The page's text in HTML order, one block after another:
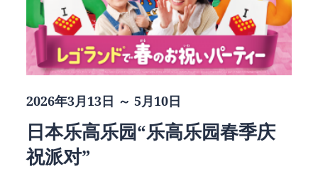
2026年3月13日 ～ 5月10日
日本乐高乐园“乐高乐园春季庆
祝派对”